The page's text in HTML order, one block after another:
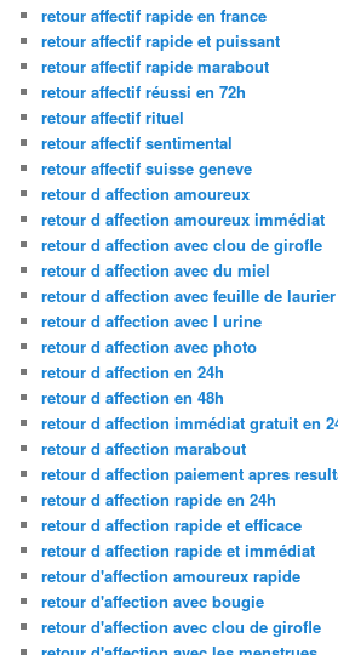
retour affectif rapide en france
retour affectif rapide et puissant
retour affectif rapide marabout
retour affectif réussi en 72h
retour affectif rituel
retour affectif sentimental
retour affectif suisse geneve
retour d affection amoureux
retour d affection amoureux immédiat
retour d affection avec clou de girofle
retour d affection avec du miel
retour d affection avec feuille de laurier
retour d affection avec l urine
retour d affection avec photo
retour d affection en 24h
retour d affection en 48h
retour d affection immédiat gratuit en
retour d affection marabout
retour d affection paiement apres
retour d affection rapide en 24h
retour d affection rapide et efficace
retour d affection rapide et immédiat
retour d'affection amoureux rapide
retour d'affection avec bougie
retour d'affection avec clou de girofle